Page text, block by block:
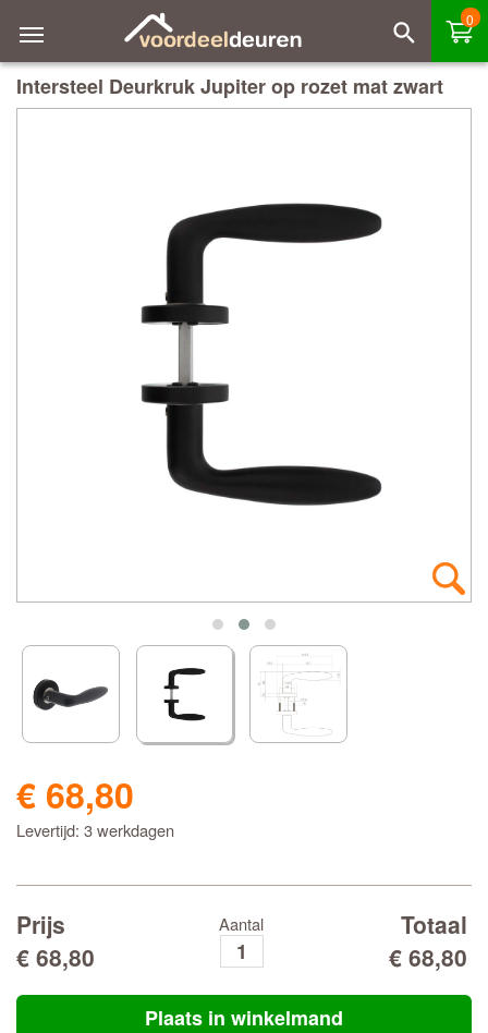
0
Intersteel Deurkruk Jupiter op rozet mat zwart
€ 68,80
Levertijd: 3 werkdagen
Prijs
€ 68,80
Aantal
Totaal
€ 68,80
Plaats in winkelmand